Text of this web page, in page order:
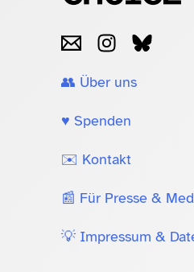
👥 Über uns
♥️ Spenden
✉️ Kontakt
📰 Für Presse &
💡 Impressum &